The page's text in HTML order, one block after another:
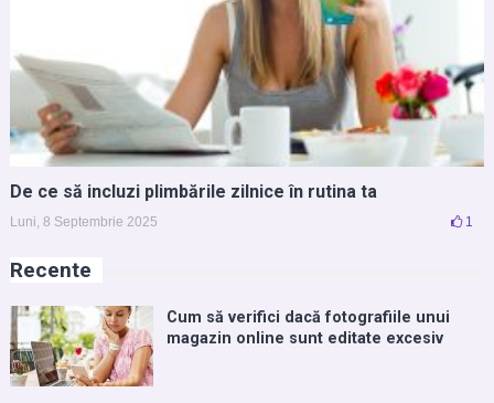
De ce să incluzi plimbările zilnice în rutina ta
Luni, 8 Septembrie 2025 1
Recente
Cum să verifici dacă fotografiile unui
magazin online sunt editate excesiv